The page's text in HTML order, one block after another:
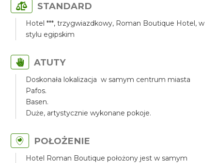
STANDARD
Hotel ***, trzygwiazdkowy, Roman Boutique Hotel, w
stylu egipskim
ATUTY
Doskonała lokalizacja w samym centrum miasta
Pafos.
Basen.
Duże, artystycznie wykonane pokoje.
POŁOŻENIE
Hotel Roman Boutique położony jest w samym